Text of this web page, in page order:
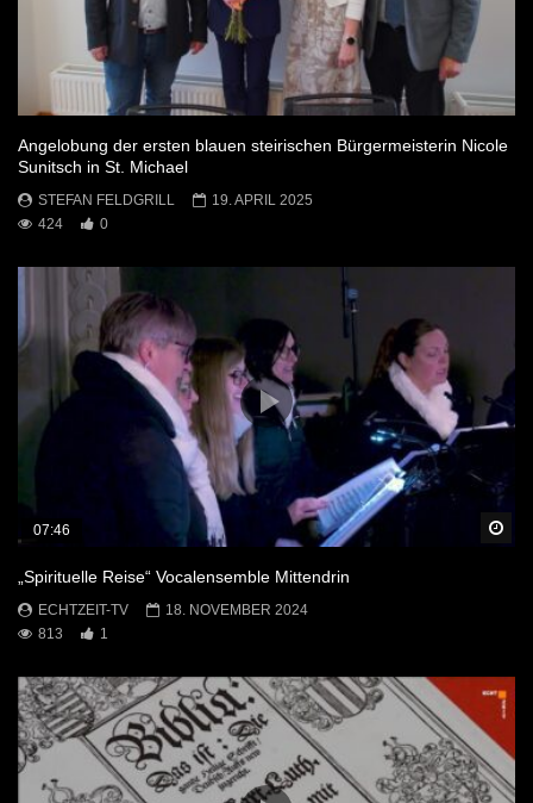
Angelobung der ersten blauen steirischen Bürgermeisterin Nicole
Sunitsch in St. Michael
STEFAN FELDGRILL
19. APRIL 2025
424
0
07:46
„Spirituelle Reise“ Vocalensemble Mittendrin
ECHTZEIT-TV
18. NOVEMBER 2024
813
1